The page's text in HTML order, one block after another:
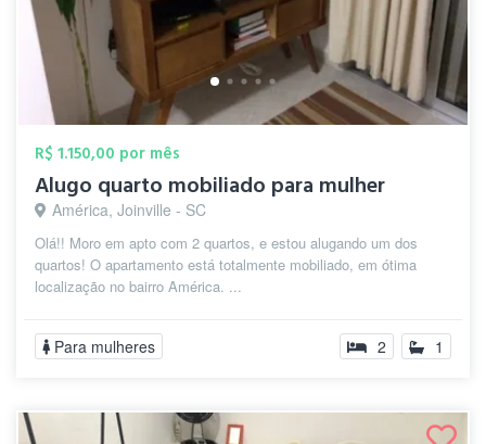
R$ 1.150,00 por mês
Alugo quarto mobiliado para mulher
América, Joinville - SC
Olá!! Moro em apto com 2 quartos, e estou alugando um dos
quartos! O apartamento está totalmente mobiliado, em ótima
localização no bairro América. ...
Para mulheres 2 1